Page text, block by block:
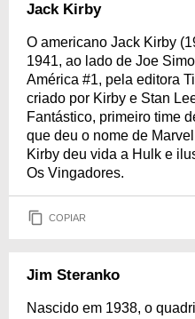
Jack Kirby
O americano Jack Kirby
1941, ao lado de Joe
América #1, pela editora
criado por Kirby e Stan
Fantástico, primeiro time
que deu o nome de
Kirby deu vida a Hulk e
Os Vingadores.
COPIAR
Jim Steranko
Nascido em 1938, o